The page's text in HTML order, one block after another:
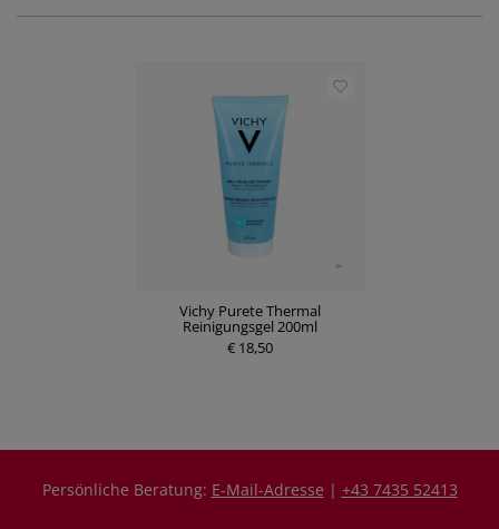
Vichy Purete Thermal
Reinigungsgel 200ml
€ 18,50
Persönliche Beratung: E-Mail-Adresse | +43 7435 52413